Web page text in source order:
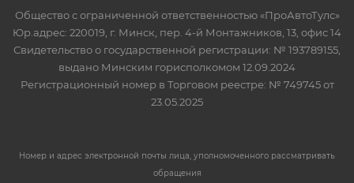
Общество с ограниченной ответственностью «ПроАвтоТулс»
Юр.адрес: 220019, г. Минск, пер. 4-й Монтажников, 13, офис 14
Свидетельство о государственной регистрации: № 193789155,
выдано Минским горисполкомом 12.09.2024
Регистрационный номер в Торговом реестре: № 749745 от
23.05.2025
Номер и адрес электронной почты лица, уполномоченного рассматривать
обращения